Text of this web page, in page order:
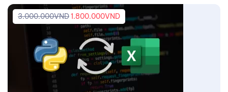
3.000.000VND1.800.000VND